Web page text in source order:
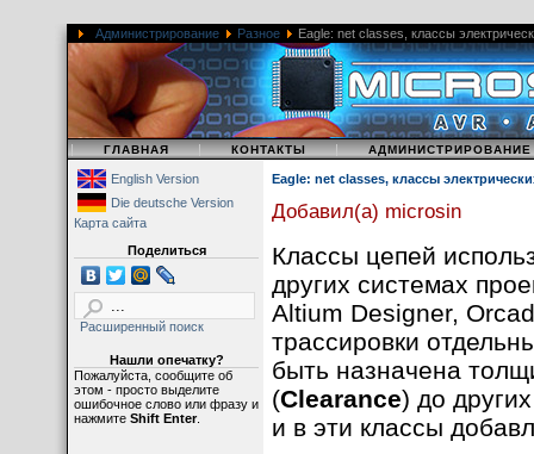
Администрирование Разное Eagle: net classes, классы
| ГЛАВНАЯ | КОНТАКТЫ | АДМИНИСТРИРОВАНИЕ
English Version
Die deutsche Version
Карта сайта
Поделиться
Расширенный поиск
Нашли опечатку?
Пожалуйста, сообщите об
этом - просто выделите
ошибочное слово или фразу и
нажмите Shift Enter.
Eagle: net classes, классы
Добавил(а) microsin
Классы цепей
других системах
Altium Designer,
трассировки
быть назначена
(Clearance) до
и в эти классы